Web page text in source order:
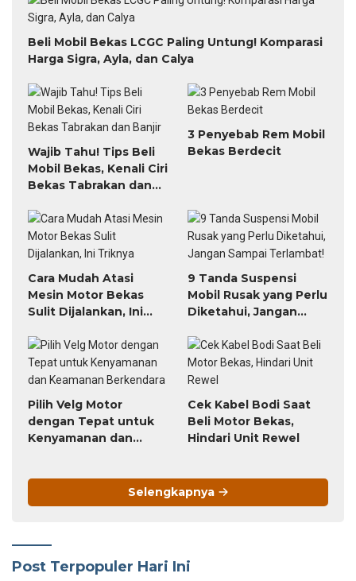
Beli Mobil Bekas LCGC Paling Untung! Komparasi
Harga Sigra, Ayla, dan Calya
Wajib Tahu! Tips Beli
Mobil Bekas, Kenali Ciri
Bekas Tabrakan dan
3 Penyebab Rem Mobil
Bekas Berdecit
Cara Mudah Atasi
Mesin Motor Bekas
Sulit Dijalankan, Ini
9 Tanda Suspensi
Mobil Rusak yang Perlu
Diketahui, Jangan
Pilih Velg Motor
dengan Tepat untuk
Kenyamanan dan
Cek Kabel Bodi Saat
Beli Motor Bekas,
Hindari Unit Rewel
Selengkapnya
Post Terpopuler Hari Ini